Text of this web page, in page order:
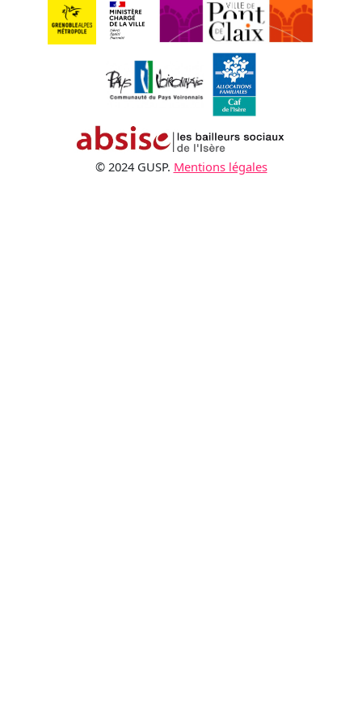
© 2024 GUSP. Mentions légales